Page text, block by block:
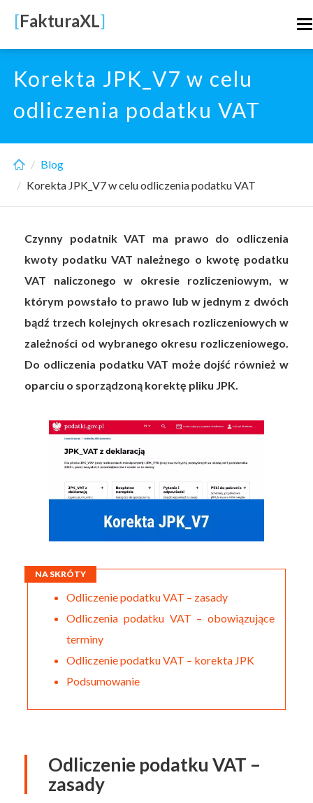
main
content
[FakturaXL]
Korekta JPK_V7 w celu
odliczenia podatku VAT
Blog
Korekta JPK_V7 w celu odliczenia podatku VAT
Czynny podatnik VAT ma prawo do odliczenia
kwoty podatku VAT należnego o kwotę podatku
VAT naliczonego w okresie rozliczeniowym, w
którym powstało to prawo lub w jednym z dwóch
bądź trzech kolejnych okresach rozliczeniowych w
zależności od wybranego okresu rozliczeniowego.
Do odliczenia podatku VAT może dojść również w
oparciu o sporządzoną korektę pliku JPK.
NA SKRÓTY
Odliczenie podatku VAT – zasady
Odliczenia podatku VAT – obowiązujące
terminy
Odliczenie podatku VAT – korekta JPK
Podsumowanie
Odliczenie podatku VAT –
zasady